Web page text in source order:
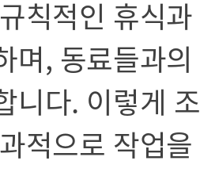
칙적인 휴식
며, 동료들과
니다. 이렇게
적으로 작업